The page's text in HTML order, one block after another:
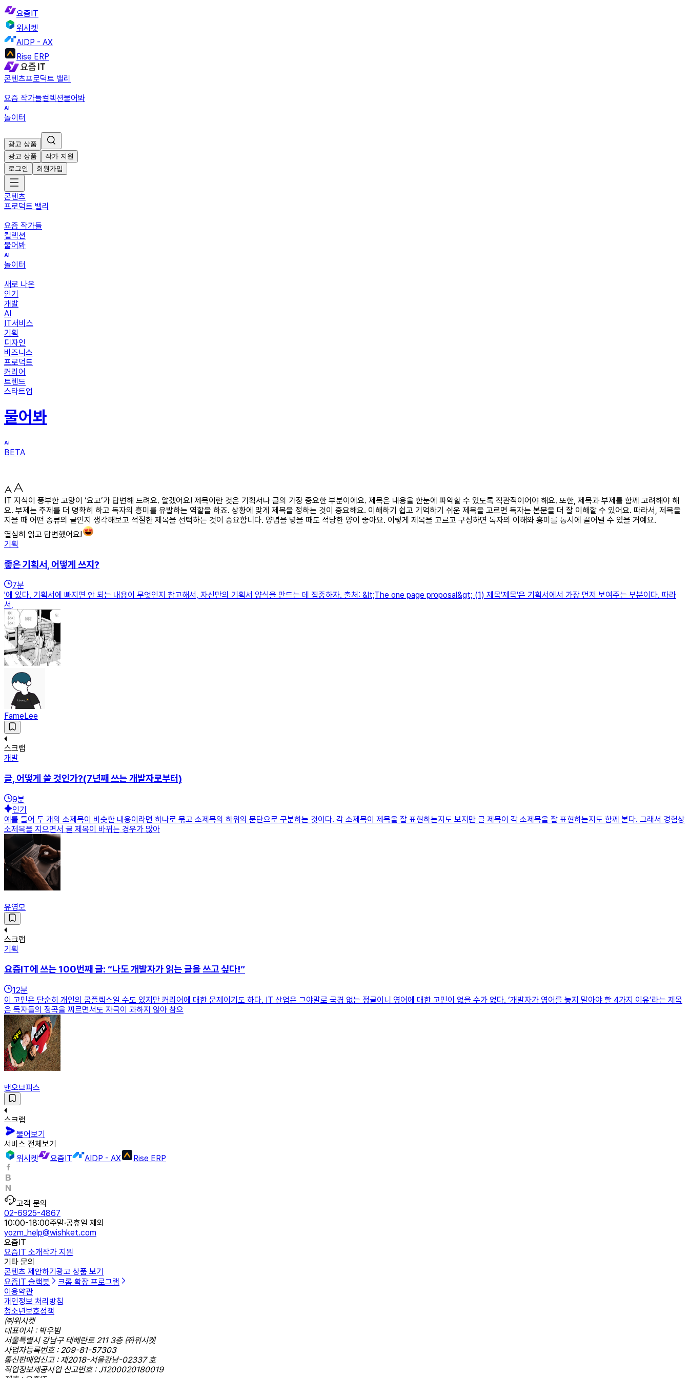
요즘IT
위시켓
AIDP - AX
Rise ERP
콘텐츠프로덕트 밸리
요즘 작가들컬렉션물어봐
놀이터
광고 상품
광고 상품
작가 지원
로그인
회원가입
콘텐츠
프로덕트 밸리
요즘 작가들
컬렉션
물어봐
놀이터
새로 나온
인기
개발
AI
IT서비스
기획
디자인
비즈니스
프로덕트
커리어
트렌드
스타트업
물어봐
BETA
IT 지식이 풍부한 고양이 ‘요고’가 답변해 드려요. 알겠어요! 제목이란 것은 기획서나 글의 가장 중요한 부분이에요. 제목은 내용을 한눈에 파악할 수 있도록 직관적이어야 해요. 또한, 제목과 부제를 함께 고려해야 해
요. 부제는 주제를 더 명확히 하고 독자의 흥미를 유발하는 역할을 하죠. 상황에 맞게 제목을 정하는 것이 중요해요. 이해하기 쉽고 기억하기 쉬운 제목을 고르면 독자는 본문을 더 잘 이해할 수 있어요. 따라서, 제목을
지을 때 어떤 종류의 글인지 생각해보고 적절한 제목을 선택하는 것이 중요합니다. 양념을 넣을 때도 적당한 양이 좋아요. 이렇게 제목을 고르고 구성하면 독자의 이해와 흥미를 동시에 끌어낼 수 있을 거예요.
열심히 읽고 답변했어요!
기획
좋은 기획서, 어떻게 쓰지?
7분
'에 있다. 기획서에 빠지면 안 되는 내용이 무엇인지 참고해서, 자신만의 기획서 양식을 만드는 데 집중하자. 출처: &lt;The one page proposal&gt; (1) 제목'제목'은 기획서에서 가장 먼저 보여주는 부분이다. 따라
서,
FameLee
스크랩
개발
글, 어떻게 쓸 것인가?(7년째 쓰는 개발자로부터)
9분
인기
예를 들어 두 개의 소제목이 비슷한 내용이라면 하나로 묶고 소제목의 하위의 문단으로 구분하는 것이다. 각 소제목이 제목을 잘 표현하는지도 보지만 글 제목이 각 소제목을 잘 표현하는지도 함께 본다. 그래서 경험상
소제목을 지으면서 글 제목이 바뀌는 경우가 많아
유영모
스크랩
기획
요즘IT에 쓰는 100번째 글: “나도 개발자가 읽는 글을 쓰고 싶다!”
12분
이 고민은 단순히 개인의 콤플렉스일 수도 있지만 커리어에 대한 문제이기도 하다. IT 산업은 그야말로 국경 없는 정글이니 영어에 대한 고민이 없을 수가 없다. ‘개발자가 영어를 놓지 말아야 할 4가지 이유’라는 제목
은 독자들의 정곡을 찌르면서도 자극이 과하지 않아 참으
맨오브피스
스크랩
물어보기
서비스 전체보기
위시켓
요즘IT AIDP - AX Rise ERP
고객 문의
02-6925-4867
10:00-18:00주말·공휴일 제외
yozm_help@wishket.com
요즘IT
요즘IT 소개작가 지원
기타 문의
콘텐츠 제안하기 광고 상품 보기
요즘IT 슬랙봇
크롬 확장 프로그램
이용약관
개인정보 처리방침
청소년보호정책
㈜위시켓
대표이사 : 박우범
서울특별시 강남구 테헤란로 211 3층 ㈜위시켓
사업자등록번호 : 209-81-57303
통신판매업신고 : 제2018-서울강남-02337 호
직업정보제공사업 신고번호 : J1200020180019